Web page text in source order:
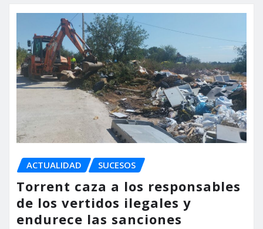
ACTUALIDAD SUCESOS
Torrent caza a los responsables
de los vertidos ilegales y
endurece las sanciones